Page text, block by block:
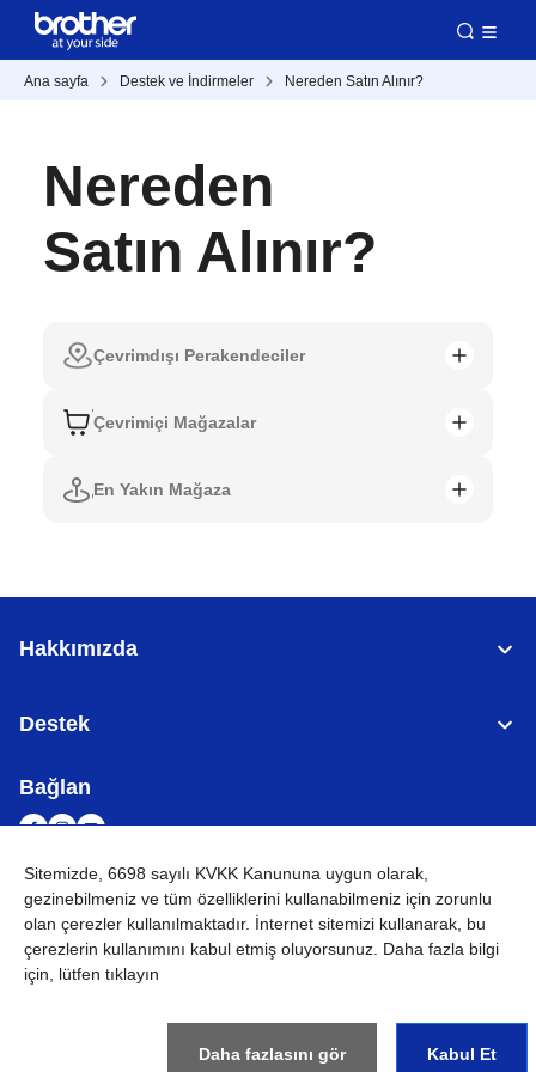
Ana sayfa Destek ve İndirmeler Nereden Satın Alınır?
Nereden
Satın Alınır?
Çevrimdışı Perakendeciler
Çevrimiçi Mağazalar
En Yakın Mağaza
Hakkımızda
Destek
Bağlan
TÜRKİYE
KVKK Site haritası Küresel Siteye Git
Sitemizde, 6698 sayılı KVKK Kanununa uygun olarak,
gezinebilmeniz ve tüm özelliklerini kullanabilmeniz için zorunlu
olan çerezler kullanılmaktadır. İnternet sitemizi kullanarak, bu
çerezlerin kullanımını kabul etmiş oluyorsunuz. Daha fazla bilgi
için, lütfen tıklayın
Daha fazlasını gör Kabul Et